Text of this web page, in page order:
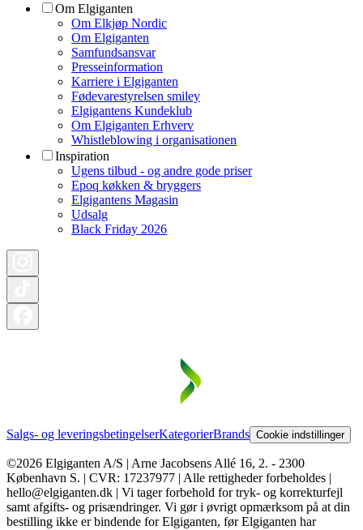
Om Elgiganten
Om Elkjøp Nordic
Om Elgiganten
Samfundsansvar
Presseinformation
Karriere i Elgiganten
Fødevarestyrelsen smiley
Elgigantens Kundeklub
Om Elgiganten Erhverv
Whistleblowing i organisationen
Inspiration
Ugens tilbud - og andre gode priser
Epoq køkken & bryggers
Elgigantens Magasin
Udsalg
Black Friday 2026
Salgs- og leveringsbetingelserKategorierBrands Cookie indstillinger
©2026 Elgiganten A/S | Arne Jacobsens Allé 16, 2. - 2300
København S. | CVR: 17237977 | Alle rettigheder forbeholdes |
hello@elgiganten.dk | Vi tager forbehold for tryk- og korrekturfejl
samt afgifts- og prisændringer. Vi gør i øvrigt opmærksom på at din
bestilling ikke er bindende for Elgiganten, før Elgiganten har